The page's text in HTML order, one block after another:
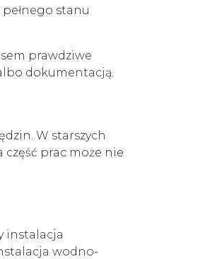
stanu
prawdziwe
dokumentacją.
W starszych
prac może nie
instalacja
wodno-